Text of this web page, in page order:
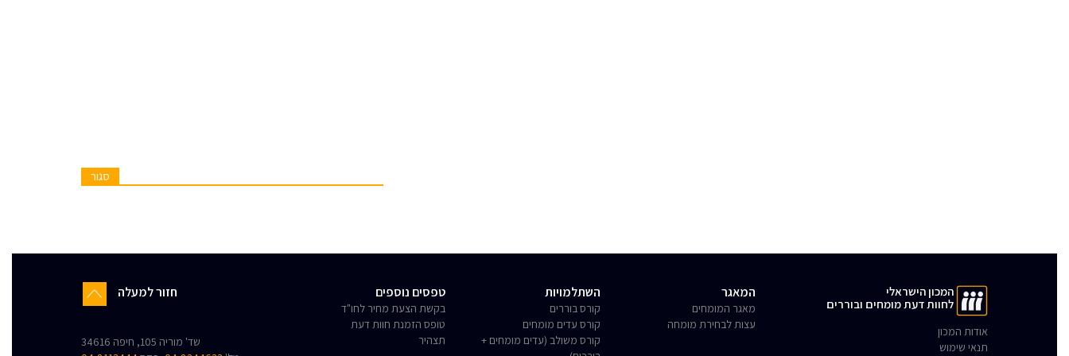
סגור
המכון הישראלי
לחוות דעת מומחים ובוררים
אודות המכון
תנאי שימוש
המאגר
מאגר המומחים
עצות לבחירת מומחה
השתלמויות
קורס בוררים
קורס עדים מומחים
קורס משולב (עדים מומחים +
טפסים נוספים
בקשת הצעת מחיר לחו"ד
טופס הזמנת חוות דעת
תצהיר
חזור למעלה
שד' מוריה 105, חיפה 34616